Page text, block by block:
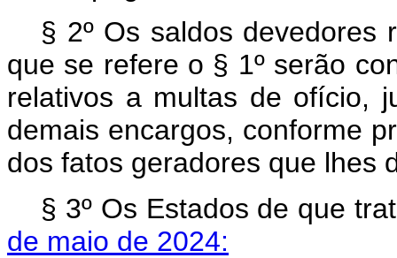
§ 2º Os saldos devedores
que se refere o § 1º serão
relativos a multas de ofício,
demais encargos, conforme
dos fatos geradores que lhes
§ 3º Os Estados de que
de maio de 2024: